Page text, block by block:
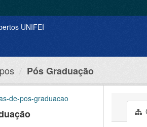
Pós Graduação